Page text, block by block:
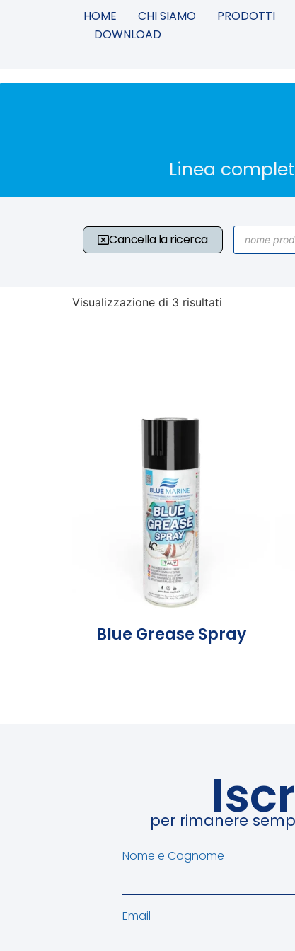
HOME CHI SIAMO PRODOTTI
DOWNLOAD
Linea
Cancella la ricerca
Visualizzazione di 3 risultati
Blue Grease Spray
per rimanere
Nome e Cognome
Email